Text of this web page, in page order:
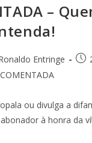
–
Entringe
ou divulga a
à honra da